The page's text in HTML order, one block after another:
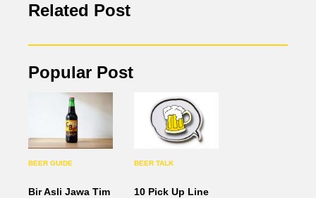
Related Post
Popular Post
BEER GUIDE
Bir Asli Jawa Tim
BEER TALK
10 Pick Up Line